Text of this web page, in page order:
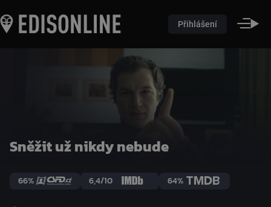
Přihlášení
Sněžit už nikdy nebude
66% 6,4/10 64%